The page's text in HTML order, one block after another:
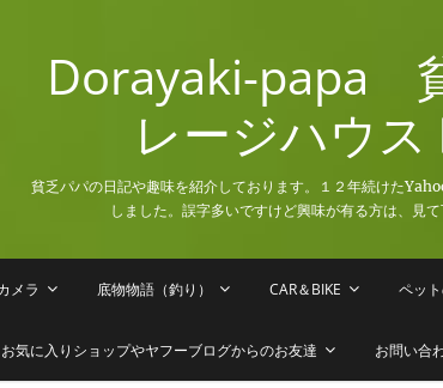
Dorayaki-papa
レージハウ
貧乏パパの日記や趣味を紹介しております。１２年続けた
しました。誤字多いですけど興味が有る方は、見て
メラ 底物物語（釣り） CAR＆BIKE ペッ
気に入りショップやヤフーブログからのお友達 お問い合